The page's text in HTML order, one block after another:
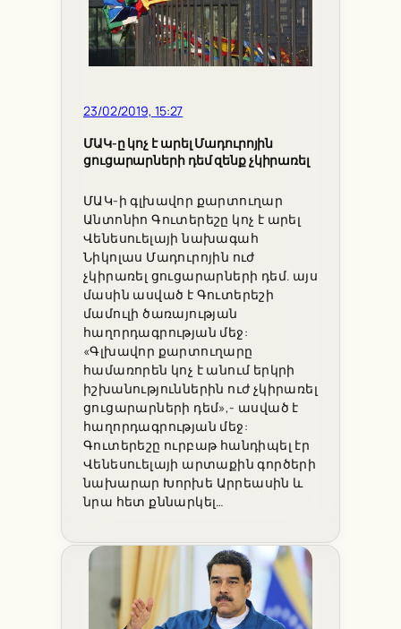
23/02/2019, 15:27
ՄԱԿ-ը կոչ է արել Մադուրոյին
ցուցարարների դեմ զենք չկիրառել
ՄԱԿ-ի գլխավոր քարտուղար
Անտոնիո Գուտերեշը կոչ է արել
Վենեսուելայի նախագահ
Նիկոլաս Մադուրոյին ուժ
չկիրառել ցուցարարների դեմ. այս
մասին ասված է Գուտերեշի
մամուլի ծառայության
հաղորդագրության մեջ:
«Գլխավոր քարտուղարը
համառորեն կոչ է անում երկրի
իշխանություններին ուժ չկիրառել
ցուցարարների դեմ»,- ասված է
հաղորդագրության մեջ:
Գուտերեշը ուրբաթ հանդիպել էր
Վենեսուելայի արտաքին գործերի
նախարար Խորխե Արրեասին և
նրա հետ քննարկել…